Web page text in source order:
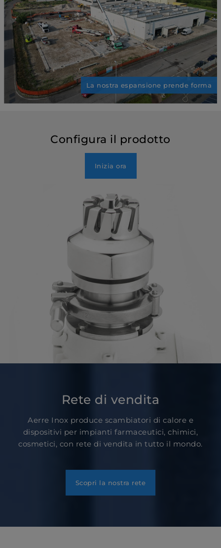
La nostra espansione prende forma
Configura il prodotto
Inizia ora
Rete di vendita
Aerre Inox produce scambiatori di calore e
dispositivi per impianti farmaceutici, chimici,
cosmetici, con rete di vendita in tutto il mondo.
Scopri la nostra rete